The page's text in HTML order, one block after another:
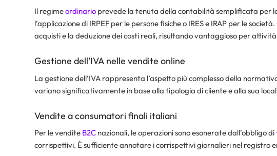
Il regimeordinario prevede la tenuta della contabilità semplificata per
l’applicazione di IRPEF per le persone fisiche o IRES e IRAP per le
acquisti e la deduzione dei costi reali, risultando vantaggioso per
Gestione dell’IVA nelle vendite online
La gestione dell’IVA rappresenta l’aspetto più complesso della
variano significativamente in base alla tipologia di cliente e alla sua
Vendite a consumatori finali italiani
Per le vendite B2C nazionali, le operazioni sono esonerate dall’obbligo di
corrispettivi. È sufficiente annotare i corrispettivi giornalieri nel registro